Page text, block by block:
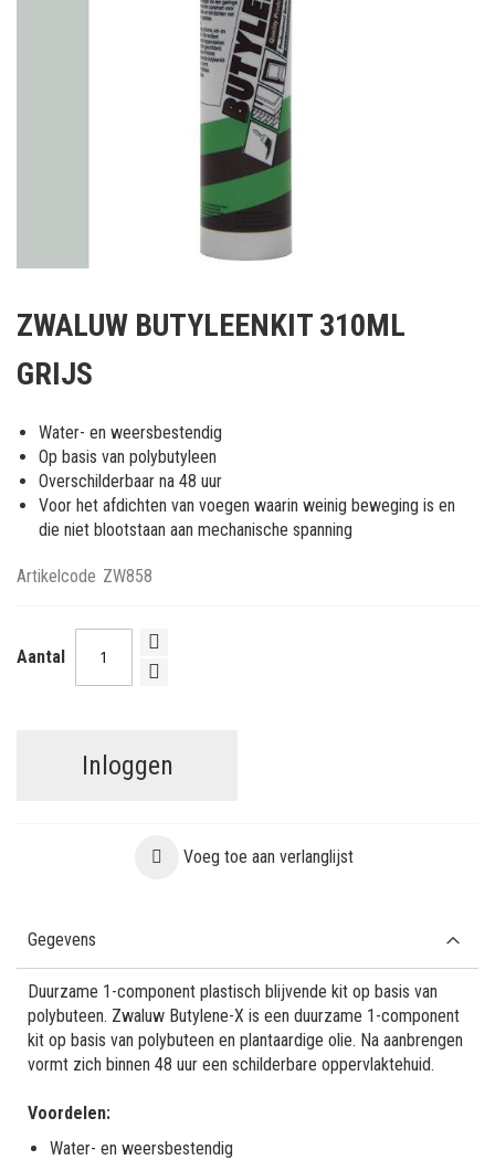
het
van
afbeeldingen-
gallerij
ZWALUW BUTYLEENKIT 310ML
GRIJS
Water- en weersbestendig
Op basis van polybutyleen
Overschilderbaar na 48 uur
Voor het afdichten van voegen waarin weinig beweging is en
die niet blootstaan aan mechanische spanning
Artikelcode ZW858
Aantal
Inloggen
Voeg toe aan verlanglijst
Gegevens
Duurzame 1-component plastisch blijvende kit op basis van
polybuteen. Zwaluw Butylene-X is een duurzame 1-component
kit op basis van polybuteen en plantaardige olie. Na aanbrengen
vormt zich binnen 48 uur een schilderbare oppervlaktehuid.
Voordelen:
Water- en weersbestendig